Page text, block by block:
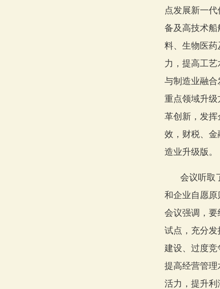
点发展新一
备及高技术
料、生物医
力，提高工
与制造业融
重点领域升
革创新，发
效，财税、
造业升级版。
会议听取
和企业自愿
会议强调，
试点，充分
建设、过度
提高经营管
活力，提升